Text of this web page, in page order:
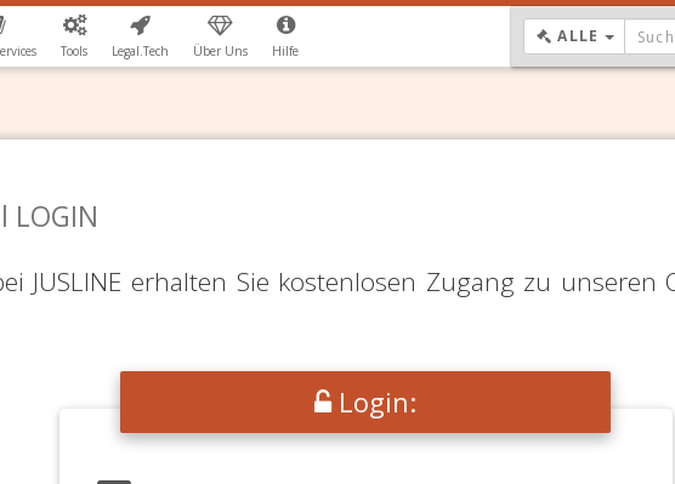
Tools Legal.Tech Über Uns Hilfe
ALLE
LOGIN
JUSLINE erhalten Sie kostenlosen Zugang zu unseren
Login: